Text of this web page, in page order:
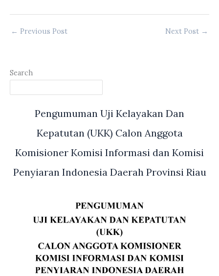
← Previous Post Next Post →
Search
Pengumuman Uji Kelayakan Dan
Kepatutan (UKK) Calon Anggota
Komisioner Komisi Informasi dan Komisi
Penyiaran Indonesia Daerah Provinsi Riau